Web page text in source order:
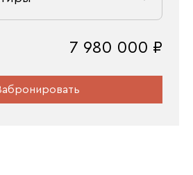
7 980 000 ₽